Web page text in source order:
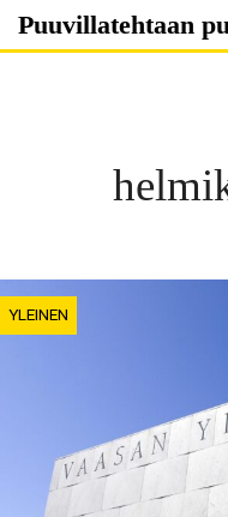
Skip
Puuvillatehtaan
YLEINEN